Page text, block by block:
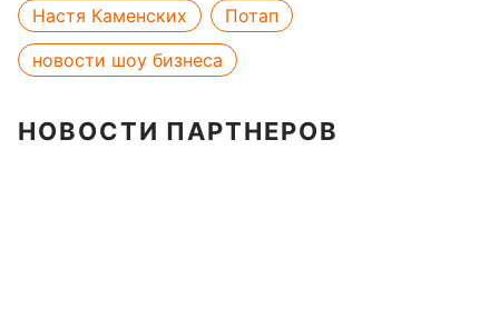
Настя Каменских
Потап
новости шоу бизнеса
НОВОСТИ ПАРТНЕРОВ